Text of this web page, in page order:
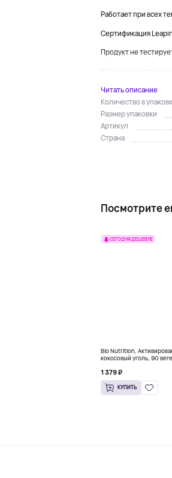
Работает при всех
Сертификация
Продукт не
Капсулы с
Читать описание
Количество в
Размер упаковки
Артикул
Страна
Посмотрите
СЕГОДНЯ ДЕШЕВЛЕ
Bio Nutrition,
кокосовый уголь, 90
1 379 ₽
КУПИТЬ